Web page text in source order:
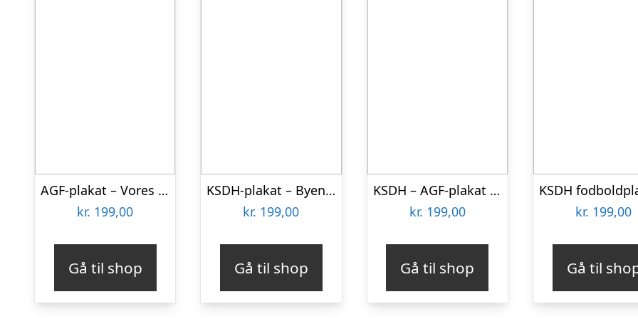
AGF-plakat – Vores historie er klar – 29,7 x 21 cm (A4) Kr. 199,-
kr. 199,00
Gå til shop
KSDH-plakat – Byens hold – Jubel-blå – 29,7 x 21 cm (A4) Kr. 199,-
kr. 199,00
Gå til shop
KSDH – AGF-plakat Nr. 9 Patrick Mortensen – 29,7 x 21 cm (A4) Kr. 199,-
kr. 199,00
Gå til shop
kr. 199,00
Gå til